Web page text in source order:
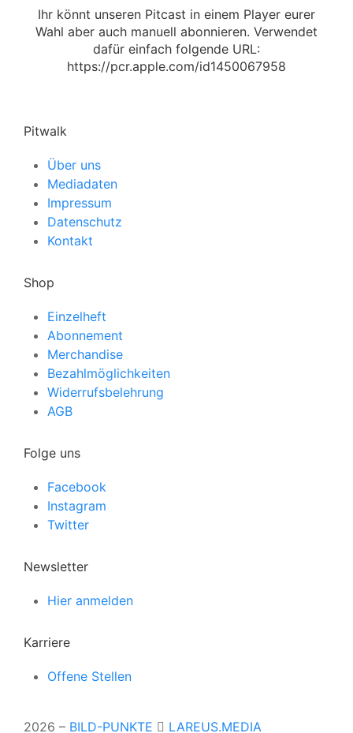
Ihr könnt unseren Pitcast in einem Player eurer
Wahl aber auch manuell abonnieren. Verwendet
dafür einfach folgende URL:
https://pcr.apple.com/id1450067958
Pitwalk
Über uns
Mediadaten
Impressum
Datenschutz
Kontakt
Shop
Einzelheft
Abonnement
Merchandise
Bezahlmöglichkeiten
Widerrufsbelehrung
AGB
Folge uns
Facebook
Instagram
Twitter
Newsletter
Hier anmelden
Karriere
Offene Stellen
2026 – BILD-PUNKTE LAREUS.MEDIA